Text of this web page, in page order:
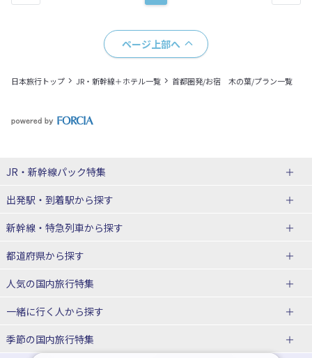
ページ上部へ
日本旅行トップ JR・新幹線＋ホテル一覧 首都圏発/お宿 木の葉/プラン一覧
JR・新幹線パック特集
JR・新幹線＋ホテルパック
出張パック
出発駅・到着駅から探す
秋田⇔東京 新幹線パック
仙台→東京 新幹線パック
富山⇔東京 新幹線パック
東京→仙台 新幹線パック
東京→金沢 新幹線パック
新幹線・特急列車から探す
北海道新幹線 旅行
山形新幹線 旅行
東海道新幹線 旅行
上越新幹線 旅行
都道府県から探す
北海道旅行・ツアー
東北
人気の国内旅行特集
東京ディズニーリゾート®への旅
ユニバーサル・スタジオ・ジャパ
温泉旅行 日帰り旅行
一緒に行く人から探す
一人旅 国内版
季節の国内旅行特集